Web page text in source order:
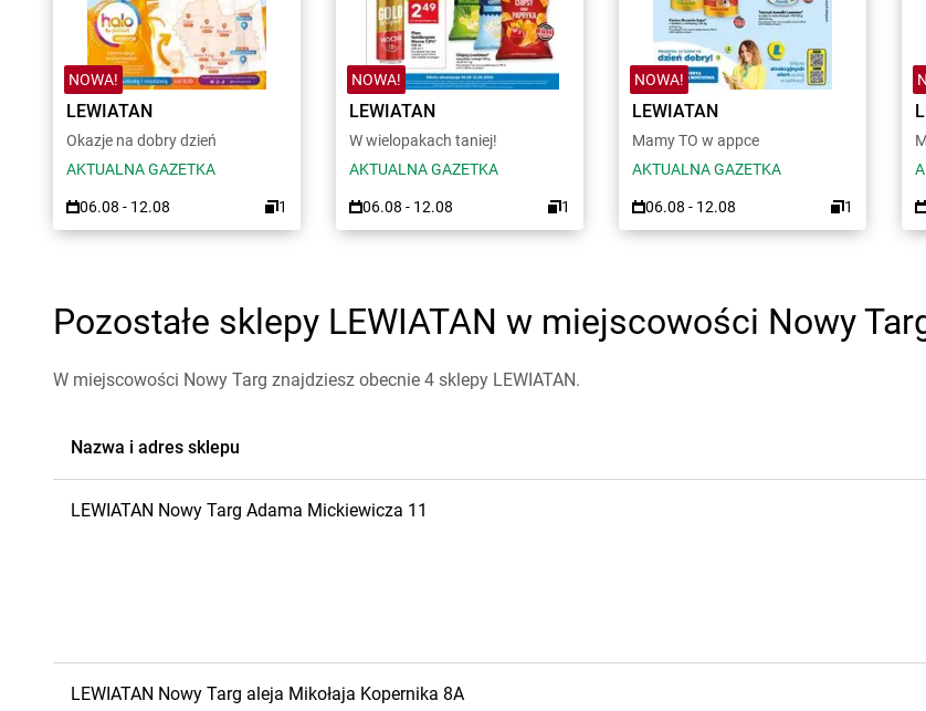
NOWA!
LEWIATAN
Okazje na dobry dzień
AKTUALNA GAZETKA
06.08 - 12.08 1
NOWA!
LEWIATAN
W wielopakach taniej!
AKTUALNA GAZETKA
06.08 - 12.08 1
NOWA!
LEWIATAN
Mamy TO w appce
AKTUALNA GAZETKA
06.08 - 12.08 1
Pozostałe sklepy LEWIATAN w miejscowości Nowy
W miejscowości Nowy Targ znajdziesz obecnie 4 sklepy LEWIATAN.
Nazwa i adres sklepu
LEWIATAN Nowy Targ Adama Mickiewicza 11
LEWIATAN Nowy Targ aleja Mikołaja Kopernika 8A